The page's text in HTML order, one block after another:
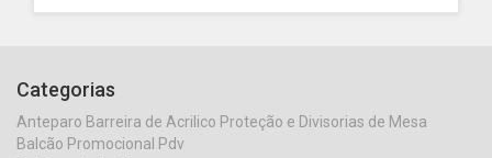
Categorias
Anteparo Barreira de Acrilico Proteção e Divisorias de Mesa
Balcão Promocional Pdv